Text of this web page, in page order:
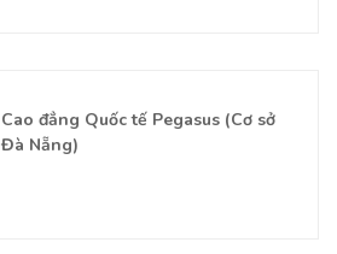
Cao đẳng Quốc tế Pegasus (Cơ sở
Đà Nẵng)